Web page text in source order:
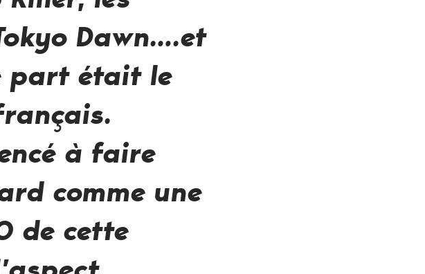
Dawn….et
part était le
à faire
comme une
de cette